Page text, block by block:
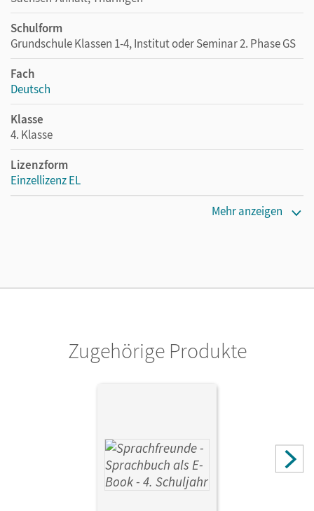
Schulform
Grundschule Klassen 1-4, Institut oder Seminar 2. Phase GS
Fach
Deutsch
Klasse
4. Klasse
Lizenzform
Einzellizenz EL
Mehr anzeigen
Zugehörige Produkte